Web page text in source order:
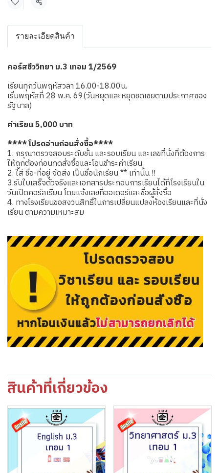
แชร์
รายละเอียดสินค้า
คอร์สชีววิทยา ม.3 เทอม 1/2569
เรียนทุกวันพฤหัสวลา 16.00-18.00น.
เริ่มพฤหัสที่ 28 พ.ค. 69(วันหยุดและหยุดชดเชยตามประกาศของ
รัฐบาล)
ค่าเรียน 5,000 บาท
**** โปรดอ่านก่อนสั่งซื้อ****
1. กรุณาตรวจสอบระดับชั้น และรอบเรียน และเลขที่นั่งที่ต้องการ
ให้ถูกต้องก่อนกดสั่งซื้อและโอนชำระค่าเรียน
2. ใส่ ชื่อ-ที่อยู่ จัดส่ง เป็นชื่อนักเรียน ** เท่านั้น !!
3.รับใบเสร็จตัวจริงและเอกสารประกอบการเรียนได้ที่โรงเรียนใน
วันเปิดคอร์สเรียน โดยแจ้งเลขที่ออเดอร์และชื่อผู้สั่งซื้อ
4. ทางโรงเรียนขอสงวนสิทธิ์ในการเปลี่ยนแปลงห้องเรียนและที่นั่ง
เรียน ตามความเหมาะสม
สินค้าที่เกี่ยวข้อง